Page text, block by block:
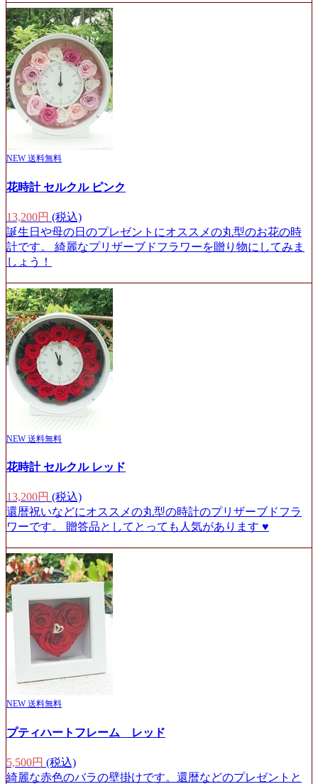
NEW 送料無料
花時計 セルクル ピンク
13,200円 (税込)
誕生日や母の日のプレゼントにオススメの丸型のお花の時
計です。 綺麗なプリザーブドフラワーを贈り物にしてみま
しょう！
NEW 送料無料
花時計 セルクル レッド
13,200円 (税込)
還暦祝いなどにオススメの丸型の時計のプリザーブドフラ
ワーです。 贈答品としてとっても人気があります ♥
NEW 送料無料
プティハートフレーム レッド
5,500円 (税込)
綺麗な赤色のバラの壁掛けです。還暦などのプレゼントと